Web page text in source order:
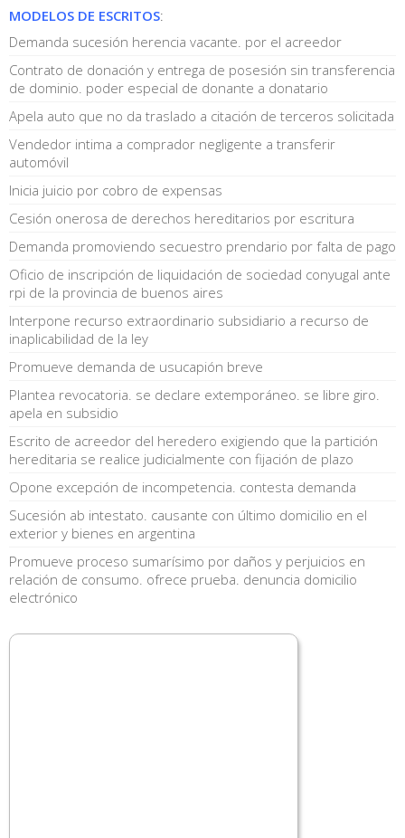
MODELOS DE ESCRITOS:
Demanda sucesión herencia vacante. por el acreedor
Contrato de donación y entrega de posesión sin transferencia
de dominio. poder especial de donante a donatario
Apela auto que no da traslado a citación de terceros solicitada
Vendedor intima a comprador negligente a transferir
automóvil
Inicia juicio por cobro de expensas
Cesión onerosa de derechos hereditarios por escritura
Demanda promoviendo secuestro prendario por falta de pago
Oficio de inscripción de liquidación de sociedad conyugal ante
rpi de la provincia de buenos aires
Interpone recurso extraordinario subsidiario a recurso de
inaplicabilidad de la ley
Promueve demanda de usucapión breve
Plantea revocatoria. se declare extemporáneo. se libre giro.
apela en subsidio
Escrito de acreedor del heredero exigiendo que la partición
hereditaria se realice judicialmente con fijación de plazo
Opone excepción de incompetencia. contesta demanda
Sucesión ab intestato. causante con último domicilio en el
exterior y bienes en argentina
Promueve proceso sumarísimo por daños y perjuicios en
relación de consumo. ofrece prueba. denuncia domicilio
electrónico